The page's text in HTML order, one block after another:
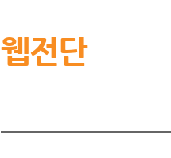
웹전단